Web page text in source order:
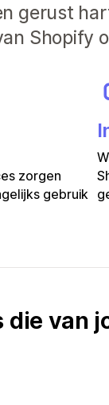
gerust
Shopify
zorgen
gebruik
die van